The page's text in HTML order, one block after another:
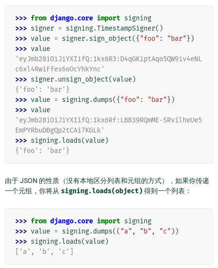
>>> from django.core import signing
>>> signer = signing.TimestampSigner()
>>> value = signer.sign_object({ "foo" : "bar" })
>>> value
'eyJmb28iOiJiYXIifQ:1kx6R3:D4qGKiptAqo5QW9iv4eNL
c6xl4RwiFfes6oOcYhkYnc'
>>> signer.unsign_object(value)
{'foo': 'bar'}
>>> value = signing.dumps({ "foo" : "bar" })
>>> value
'eyJmb28iOiJiYXIifQ:1kx6Rf:LBB39RQmME-SRvilheUe5
EmPYRbuDBgQp2tCAi7KGLk'
>>> signing.loads(value)
{'foo': 'bar'}
由于 JSON 的性质（没有本地区分列表和元组的方式），如果你传递
一个元组，你将从 signing.loads(object) 得到一个列表：
>>> from django.core import signing
>>> value = signing.dumps(( "a" , "b" , "c" ))
>>> signing.loads(value)
['a', 'b', 'c']